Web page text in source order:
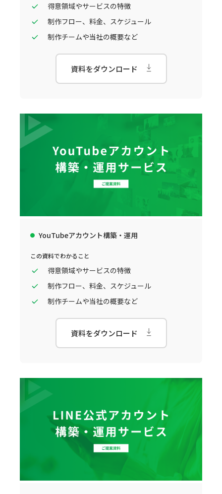
得意領域やサービスの特徴
制作フロー、料金、スケジュール
制作チームや当社の概要など
資料をダウンロード
YouTubeアカウント構築・運用
この資料でわかること
得意領域やサービスの特徴
制作フロー、料金、スケジュール
制作チームや当社の概要など
資料をダウンロード